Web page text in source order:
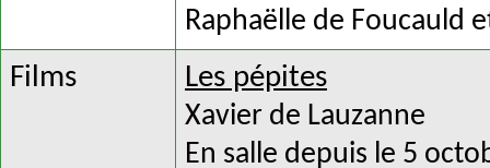
Raphaëlle de Foucauld
Films Les pépites
Xavier de Lauzanne
En salle depuis le 5